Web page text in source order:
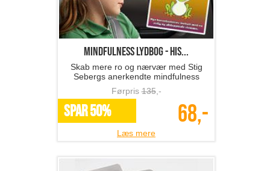
Mindfulness lydbog - His...
Skab mere ro og nærvær med Stig
Sebergs anerkendte mindfulness
børnefortællinger..
Førpris135,-
SPAR 50% 68,-
Læs mere